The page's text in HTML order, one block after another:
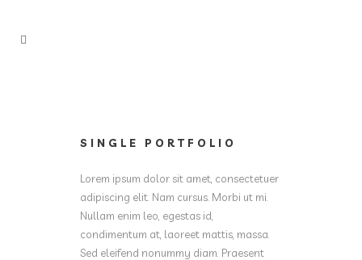
SINGLE PORTFOLIO
Lorem ipsum dolor sit amet, consectetuer
adipiscing elit. Nam cursus. Morbi ut mi.
Nullam enim leo, egestas id,
condimentum at, laoreet mattis, massa.
Sed eleifend nonummy diam. Praesent